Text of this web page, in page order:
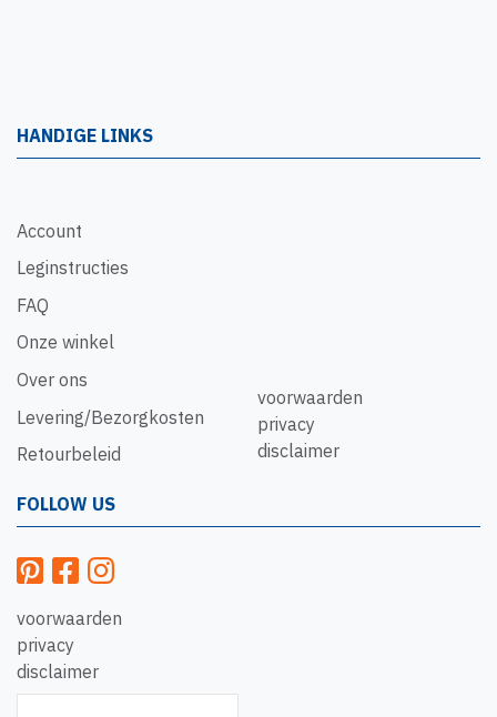
HANDIGE LINKS
Account
Leginstructies
FAQ
Onze winkel
Over ons
Levering/Bezorgkosten
Retourbeleid
voorwaarden
privacy
disclaimer
FOLLOW US
voorwaarden
privacy
disclaimer